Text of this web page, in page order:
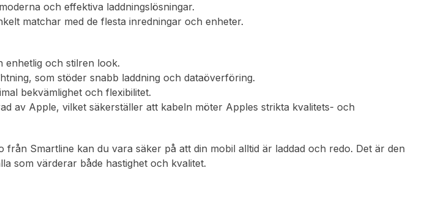
och effektiva laddningslösningar.
matchar med de flesta inredningar och enheter.
enhetlig och stilren look.
som stöder snabb laddning och dataöverföring.
bekvämlighet och flexibilitet.
av Apple, vilket säkerställer att kabeln möter Apples strikta kvalitets- och
från Smartline kan du vara säker på att din mobil alltid är laddad och redo. Det är den
som värderar både hastighet och kvalitet.